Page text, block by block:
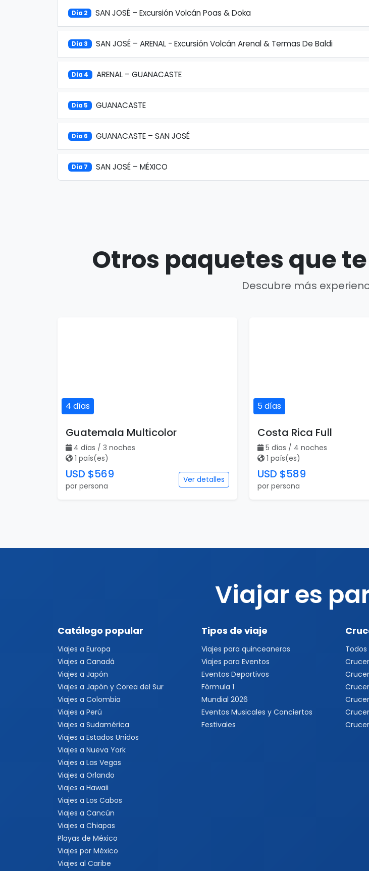
Día 2 SAN JOSÉ – Excursión Volcán Poas & Doka
Día 3 SAN JOSÉ – ARENAL - Excursión Volcán Arenal & Termas De Baldi
Día 4 ARENAL – GUANACASTE
Día 5 GUANACASTE
Día 6 GUANACASTE – SAN JOSÉ
Día 7 SAN JOSÉ – MÉXICO
Otros paquetes que
Descubre más
4 días
Guatemala Multicolor
4 días / 3 noches
1 país(es)
USD $569
por persona
Ver detalles
5 días
Costa Rica Full
5 días / 4 noches
1 país(es)
USD $589
por persona
Viajar es
Catálogo popular
Viajes a Europa
Viajes a Canadá
Viajes a Japón
Viajes a Japón y Corea del Sur
Viajes a Colombia
Viajes a Perú
Viajes a Sudamérica
Viajes a Estados Unidos
Viajes a Nueva York
Viajes a Las Vegas
Viajes a Orlando
Viajes a Hawaii
Viajes a Los Cabos
Viajes a Cancún
Viajes a Chiapas
Playas de México
Viajes por México
Viajes al Caribe
Tipos de viaje
Viajes para quinceaneras
Viajes para Eventos
Eventos Deportivos
Fórmula 1
Mundial 2026
Eventos Musicales y Conciertos
Festivales